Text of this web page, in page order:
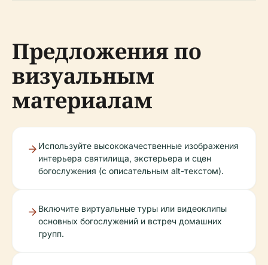
Предложения по
визуальным
материалам
Используйте высококачественные изображения
интерьера святилища, экстерьера и сцен
богослужения (с описательным alt-текстом).
Включите виртуальные туры или видеоклипы
основных богослужений и встреч домашних
групп.